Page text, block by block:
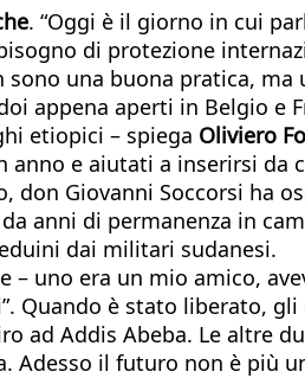
. “Oggi è il giorno in cui
di protezione
una buona pratica, ma
appena aperti in Belgio e
etiopici – spiega Oliviero
anno e aiutati a inserirsi
Giovanni Soccorsi ha
anni di permanenza in
dai militari sudanesi.
uno era un mio amico,
è stato liberato,
ad Addis Abeba. Le altre
il futuro non è più